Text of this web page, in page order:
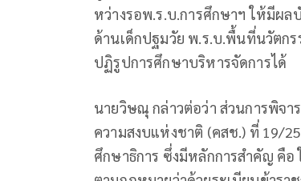
หว่างรอพ.ร.บ.การศึกษาฯ ให้มีผ
ด้านเด็กปฐมวัย พ.ร.บ.พื้นที่นวัตก
ปฏิรูปการศึกษาบริหารจัดการได้
นายวิษณุ กล่าวต่อว่า ส่วนการพิจ
ความสงบแห่งชาติ (คสช.) ที่ 19/
ศึกษาธิการ ซึ่งมีหลักการสำคัญ คื